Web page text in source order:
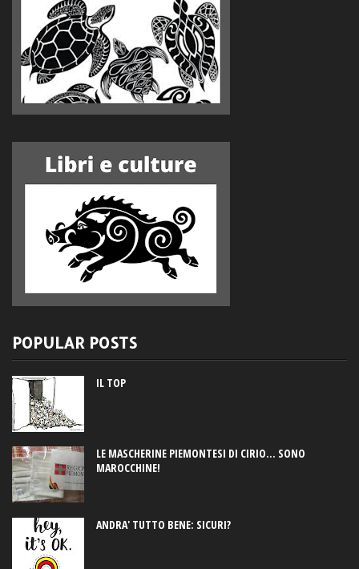
POPULAR POSTS
IL TOP
LE MASCHERINE PIEMONTESI DI CIRIO... SONO
MAROCCHINE!
ANDRA' TUTTO BENE: SICURI?